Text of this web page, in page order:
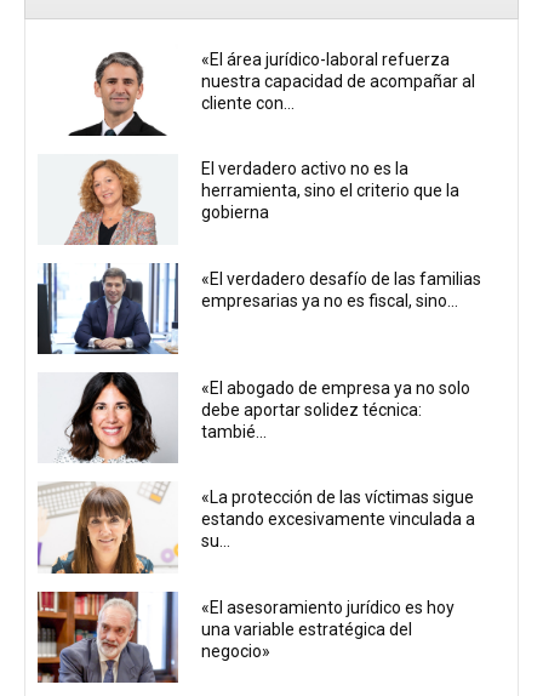
«El área jurídico-laboral refuerza
nuestra capacidad de acompañar al
cliente con...
El verdadero activo no es la
herramienta, sino el criterio que la
gobierna
«El verdadero desafío de las familias
empresarias ya no es fiscal, sino...
«El abogado de empresa ya no solo
debe aportar solidez técnica:
tambié...
«La protección de las víctimas sigue
estando excesivamente vinculada a
su...
«El asesoramiento jurídico es hoy
una variable estratégica del
negocio»